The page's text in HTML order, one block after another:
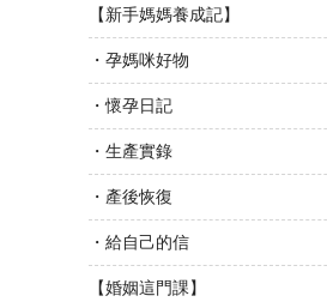
【新手媽媽養成記】
・孕媽咪好物
・懷孕日記
・生產實錄
・產後恢復
・給自己的信
【婚姻這門課】